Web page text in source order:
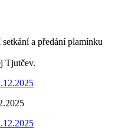
a předání plamínku
Tjutčev.